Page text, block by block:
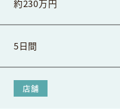
約230万円
5日間
店舗